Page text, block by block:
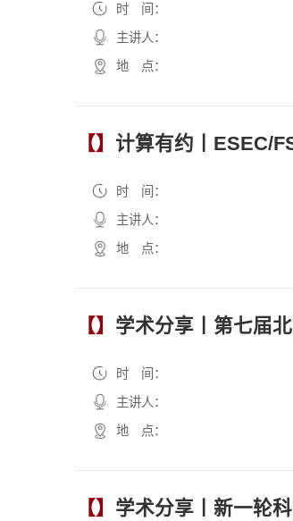
时 间：
主讲人：
地 点：
【】 计算有约丨ESEC/
时 间：
主讲人：
地 点：
【】 学术分享丨第七届
时 间：
主讲人：
地 点：
【】 学术分享丨新一轮